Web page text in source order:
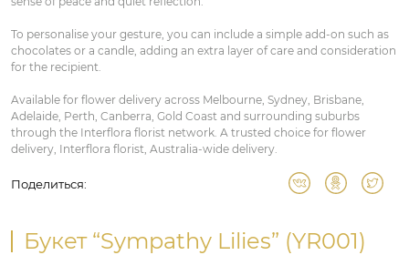
To personalise your gesture, you can include a simple add-on such as
chocolates or a candle, adding an extra layer of care and consideration
for the recipient.
Available for flower delivery across Melbourne, Sydney, Brisbane,
Adelaide, Perth, Canberra, Gold Coast and surrounding suburbs
through the Interflora florist network. A trusted choice for flower
delivery, Interflora florist, Australia-wide delivery.
Поделиться:
Букет “Sympathy Lilies” (YR001)